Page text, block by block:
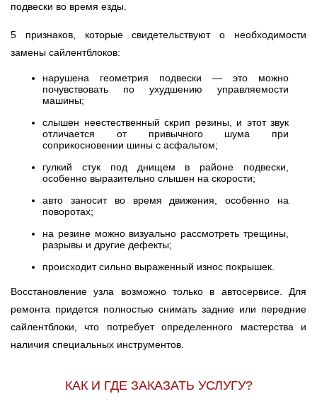
подвески во время езды.
5 признаков, которые свидетельствуют о необходимости
замены сайлентблоков:
нарушена геометрия подвески — это можно
почувствовать по ухудшению управляемости
машины;
слышен неестественный скрип резины, и этот звук
отличается от привычного шума при
соприкосновении шины с асфальтом;
гулкий стук под днищем в районе подвески,
особенно выразительно слышен на скорости;
авто заносит во время движения, особенно на
поворотах;
на резине можно визуально рассмотреть трещины,
разрывы и другие дефекты;
происходит сильно выраженный износ покрышек.
Восстановление узла возможно только в автосервисе. Для
ремонта придется полностью снимать задние или передние
сайлентблоки, что потребует определенного мастерства и
наличия специальных инструментов.
КАК И ГДЕ ЗАКАЗАТЬ УСЛУГУ?